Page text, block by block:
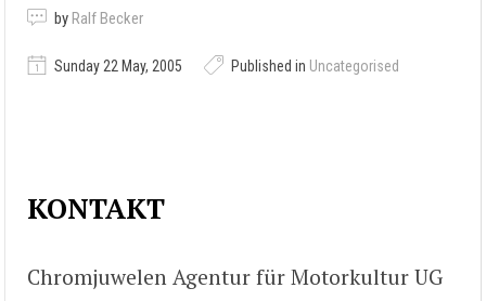
by Ralf Becker
Sunday 22 May, 2005 Published in Uncategorised
KONTAKT
Chromjuwelen Agentur für Motorkultur UG